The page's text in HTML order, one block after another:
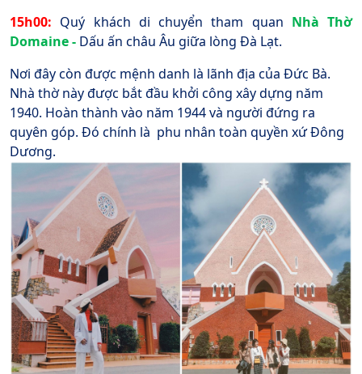
15h00: Quý khách di chuyển tham quan Nhà Thờ
Domaine - Dấu ấn châu Âu giữa lòng Đà Lạt.
Nơi đây còn được mệnh danh là lãnh địa của Đức Bà.
Nhà thờ này được bắt đầu khởi công xây dựng năm
1940. Hoàn thành vào năm 1944 và người đứng ra
quyên góp. Đó chính là phu nhân toàn quyền xứ Đông
Dương.